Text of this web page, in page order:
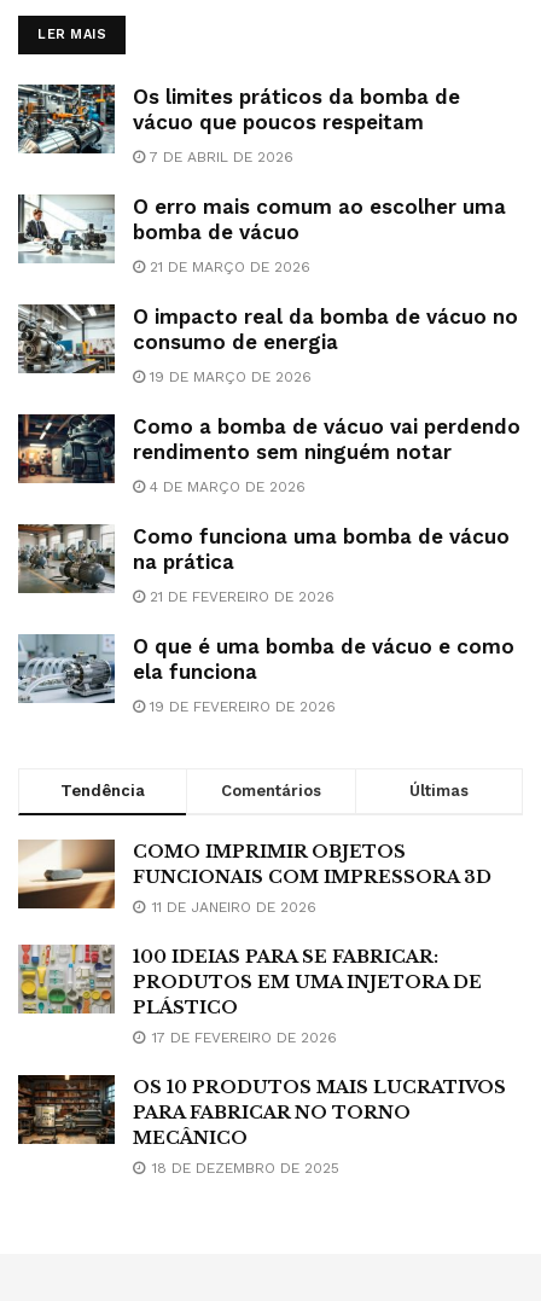
LER MAIS
Os limites práticos da bomba de
vácuo que poucos respeitam
7 DE ABRIL DE 2026
O erro mais comum ao escolher uma
bomba de vácuo
21 DE MARÇO DE 2026
O impacto real da bomba de vácuo no
consumo de energia
19 DE MARÇO DE 2026
Como a bomba de vácuo vai perdendo
rendimento sem ninguém notar
4 DE MARÇO DE 2026
Como funciona uma bomba de vácuo
na prática
21 DE FEVEREIRO DE 2026
O que é uma bomba de vácuo e como
ela funciona
19 DE FEVEREIRO DE 2026
Tendência Comentários Últimas
COMO IMPRIMIR OBJETOS
FUNCIONAIS COM IMPRESSORA 3D
11 DE JANEIRO DE 2026
100 IDEIAS PARA SE FABRICAR:
PRODUTOS EM UMA INJETORA DE
PLÁSTICO
17 DE FEVEREIRO DE 2026
OS 10 PRODUTOS MAIS LUCRATIVOS
PARA FABRICAR NO TORNO
MECÂNICO
18 DE DEZEMBRO DE 2025